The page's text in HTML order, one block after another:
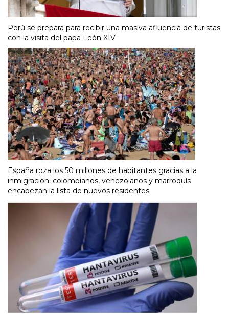
Perú se prepara para recibir una masiva afluencia de turistas
con la visita del papa León XIV
España roza los 50 millones de habitantes gracias a la
inmigración: colombianos, venezolanos y marroquís
encabezan la lista de nuevos residentes